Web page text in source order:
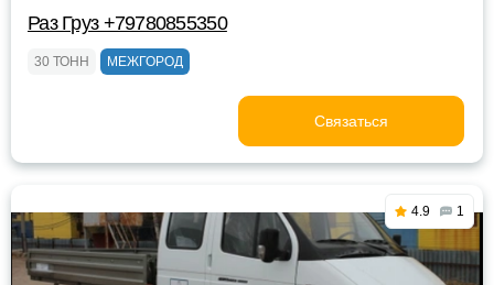
Раз Груз +79780855350
30 ТОНН МЕЖГОРОД
Связаться
4.9 1